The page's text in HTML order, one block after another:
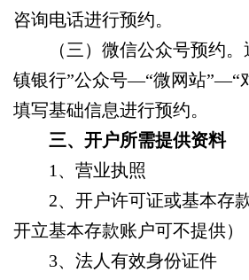
咨询电话进行预约。
（三） 微信公众号预约
镇银行”公众号—“微网站”—“
填写基础信息进行预约。
三、 开户所需提供资料
1 、营业执照
2、开户许可证或基本存
开立基本存款账户可不提供）
3、法人有效身份证件